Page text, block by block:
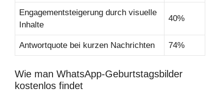
Engagementsteigerung durch visuelle
Inhalte
40%
Antwortquote bei kurzen Nachrichten 74%
Wie man WhatsApp-Geburtstagsbilder
kostenlos findet